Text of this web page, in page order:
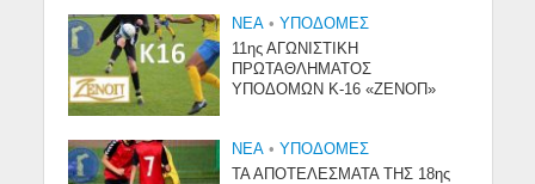
NEA • ΥΠΟΔΟΜΈΣ
11ης ΑΓΩΝΙΣΤΙΚΗ
ΠΡΩΤΑΘΛΗΜΑΤΟΣ
ΥΠΟΔΟΜΩΝ Κ-16 «ΖΕΝΟΠ»
NEA • ΥΠΟΔΟΜΈΣ
ΤΑ ΑΠΟΤΕΛΕΣΜΑΤΑ ΤΗΣ 18ης